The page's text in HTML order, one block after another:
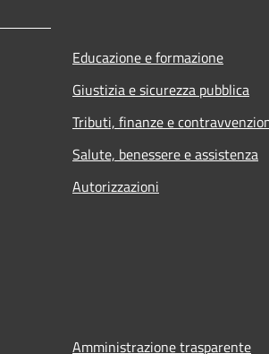
Educazione e formazione
Giustizia e sicurezza pubblica
Tributi, finanze e
Salute, benessere e assistenza
Autorizzazioni
Amministrazione trasparente